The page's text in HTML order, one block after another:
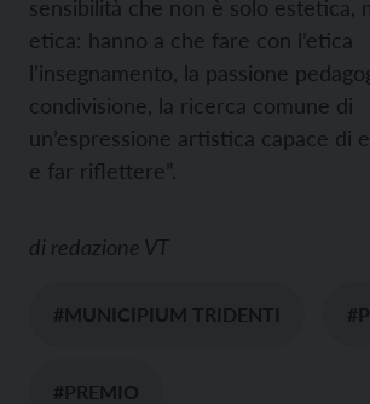
sensibilità che non è solo estetica,
etica: hanno a che fare con l’etica
l’insegnamento, la passione
condivisione, la ricerca comune di
un’espressione artistica capace di
e far riflettere”.
di redazione VT
#MUNICIPIUM TRIDENTI
#PREMIO